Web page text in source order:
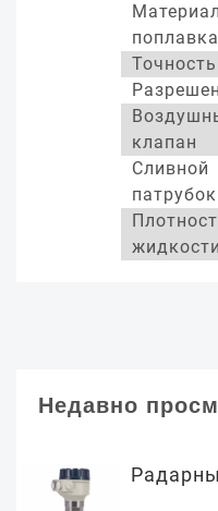
Материал
поплавка
Точность
клапан
Сливной
патрубок
жидкости
Недавно